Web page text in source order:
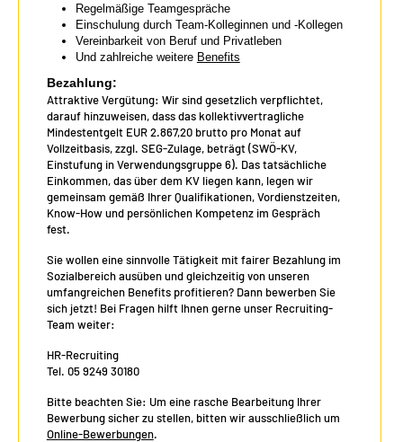
Regelmäßige Teamgespräche
Einschulung durch Team-Kolleginnen und -Kollegen
Vereinbarkeit von Beruf und Privatleben
Und zahlreiche weitere Benefits
Bezahlung:
Attraktive Vergütung: Wir sind gesetzlich verpflichtet,
darauf hinzuweisen, dass das kollektivvertragliche
Mindestentgelt EUR 2.867,20 brutto pro Monat auf
Vollzeitbasis, zzgl. SEG-Zulage, beträgt (SWÖ-KV,
Einstufung in Verwendungsgruppe 6). Das tatsächliche
Einkommen, das über dem KV liegen kann, legen wir
gemeinsam gemäß Ihrer Qualifikationen, Vordienstzeiten,
Know-How und persönlichen Kompetenz im Gespräch
fest.
Sie wollen eine sinnvolle Tätigkeit mit fairer Bezahlung im
Sozialbereich ausüben und gleichzeitig von unseren
umfangreichen Benefits profitieren? Dann bewerben Sie
sich jetzt! Bei Fragen hilft Ihnen gerne unser Recruiting-
Team weiter:
HR-Recruiting
Tel. 05 9249 30180
Bitte beachten Sie: Um eine rasche Bearbeitung Ihrer
Bewerbung sicher zu stellen, bitten wir ausschließlich um
Online-Bewerbungen.